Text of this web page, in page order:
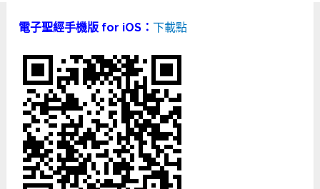
電子聖經手機版 for iOS：下載點